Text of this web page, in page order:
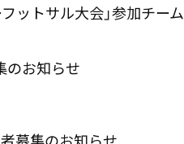
ットサル大会」参加チー
のお知らせ